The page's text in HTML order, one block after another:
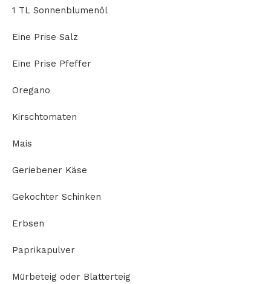
1 TL Sonnenblumenöl
Eine Prise Salz
Eine Prise Pfeffer
Oregano
Kirschtomaten
Mais
Geriebener Käse
Gekochter Schinken
Erbsen
Paprikapulver
Mürbeteig oder Blatterteig